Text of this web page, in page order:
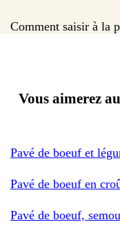
Comment saisir à la
Vous aimerez
Pavé de boeuf et
Pavé de boeuf en
Pavé de boeuf,